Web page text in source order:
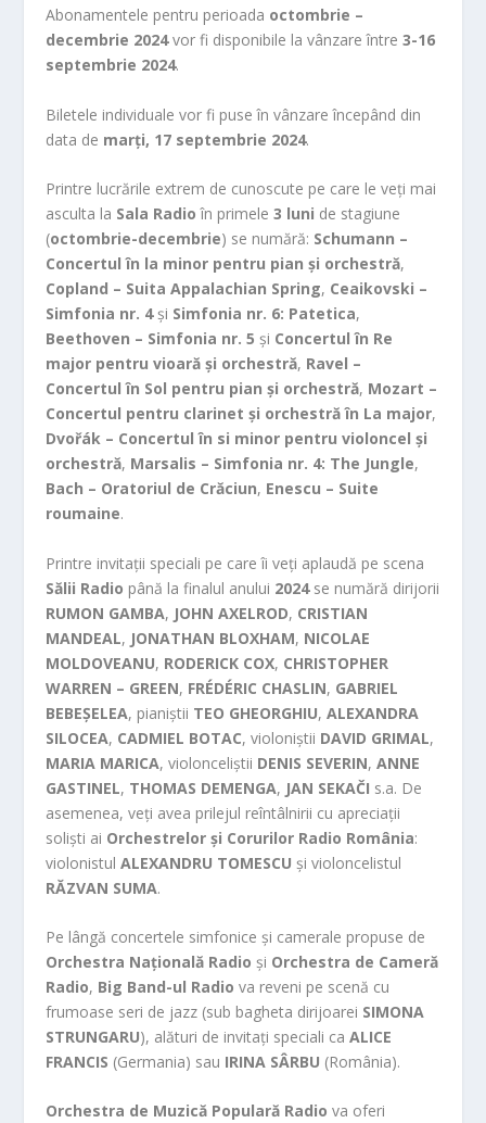
Abonamentele pentru perioada octombrie –
decembrie 2024vor fi disponibile la vânzare între3-16
septembrie 2024.
Biletele individuale vor fi puse în vânzare începând din
data de marți, 17 septembrie 2024.
Printre lucrările extrem de cunoscute pe care le veți mai
asculta la Sala Radio în primele3 luni de stagiune
(octombrie-decembrie) se numără: Schumann –
Concertul în la minor pentru pian și orchestră,
Copland – Suita Appalachian Spring, Ceaikovski –
Simfonia nr. 4și Simfonia nr. 6: Patetica,
Beethoven – Simfonia nr. 5 și Concertul în Re
major pentru vioară și orchestră, Ravel –
Concertul în Sol pentru pian și orchestră, Mozart –
Concertul pentru clarinet și orchestră în La major,
Dvořák – Concertul în si minor pentru violoncel și
orchestră, Marsalis – Simfonia nr. 4: The Jungle,
Bach – Oratoriul de Crăciun, Enescu – Suite
roumaine.
Printre invitații speciali pe care îi veți aplaudă pe scena
Sălii Radio până la finalul anului 2024se numără dirijorii
RUMON GAMBA, JOHN AXELROD, CRISTIAN
MANDEAL, JONATHAN BLOXHAM, NICOLAE
MOLDOVEANU, RODERICK COX, CHRISTOPHER
WARREN – GREEN, FRÉDÉRIC CHASLIN, GABRIEL
BEBEȘELEA, pianiștii TEO GHEORGHIU,ALEXANDRA
SILOCEA, CADMIEL BOTAC, violoniștii DAVID GRIMAL,
MARIA MARICA, violonceliștii DENIS SEVERIN,ANNE
GASTINEL, THOMAS DEMENGA, JAN SEKAČI s.a. De
asemenea, veți avea prilejul reîntâlnirii cu apreciații
soliști ai Orchestrelor și Corurilor Radio România:
violonistulALEXANDRU TOMESCU și violoncelistul
RĂZVAN SUMA.
Pe lângă concertele simfonice și camerale propuse de
Orchestra Națională Radio și Orchestra de Cameră
Radio, Big Band-ul Radio va reveni pe scenă cu
frumoase seri de jazz (sub bagheta dirijoarei SIMONA
STRUNGARU), alături de invitați speciali caALICE
FRANCIS (Germania) sau IRINA SÂRBU (România).
Orchestra de Muzică Populară Radio va oferi